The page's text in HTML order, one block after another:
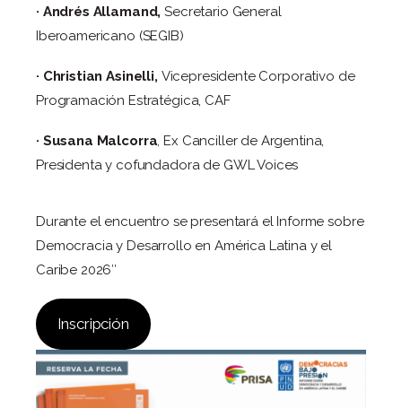
· Andrés Allamand, Secretario General
Iberoamericano (SEGIB)
· Christian Asinelli, Vicepresidente Corporativo de
Programación Estratégica, CAF
· Susana Malcorra , Ex Canciller de Argentina,
Presidenta y cofundadora de GWL Voices
Durante el encuentro se presentará el Informe sobre
Democracia y Desarrollo en América Latina y el
Caribe 2026″
Inscripción